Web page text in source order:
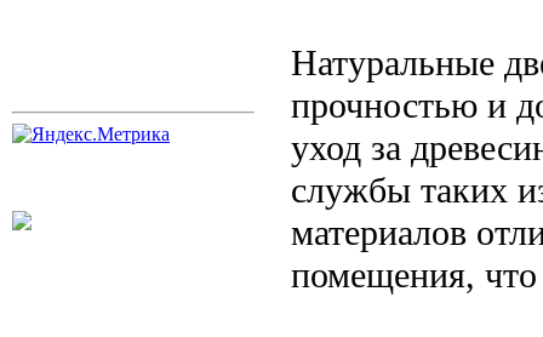
Натуральные
прочностью и
уход за
службы таких
материалов
помещения, что